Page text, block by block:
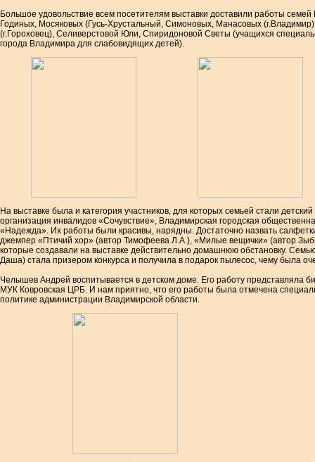
Большое удовольствие всем посетителям выставки доставили работы
Годиных, Мосяковых (Гусь-Хрустальный, Симоновых, Манасовых
(г.Гороховец), Селиверстовой Юли, Спиридоновой Светы (учащихся
города Владимира для слабовидящих детей).
На выставке была и категория участников, для которых семьей стали
организация инвалидов «Сочувствие», Владимирская городская
«Надежда». Их работы были красивы, нарядны. Достаточно назвать
джемпер «Птичий хор» (автор Тимофеева Л.А.), «Милые вещички» (автор
которые создавали на выставке действительно домашнюю обстановку.
Даша) стала призером конкурса и получила в подарок пылесос, чему была
Челышев Андрей воспитывается в детском доме. Его работу представляла
МУК Ковровская ЦРБ. И нам приятно, что его работы была отмечена
политике администрации Владимирской области.